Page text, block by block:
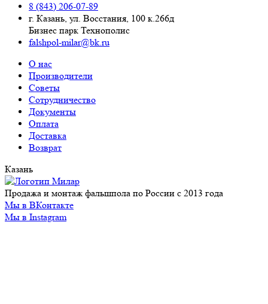
8 (843) 206-07-89
г. Казань, ул. Восстания, 100 к.266д
Бизнес парк Технополис
falshpol-milar@bk.ru
О нас
Производители
Советы
Сотрудничество
Документы
Оплата
Доставка
Возврат
Казань
Продажа и монтаж фальшпола по России с 2013 года
Мы в ВКонтакте
Мы в Instagram